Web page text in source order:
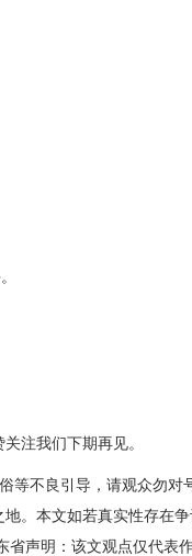
注我们下期再见。
等不良引导，请观众勿对
。本文如若真实性存在
声明：该文观点仅代表